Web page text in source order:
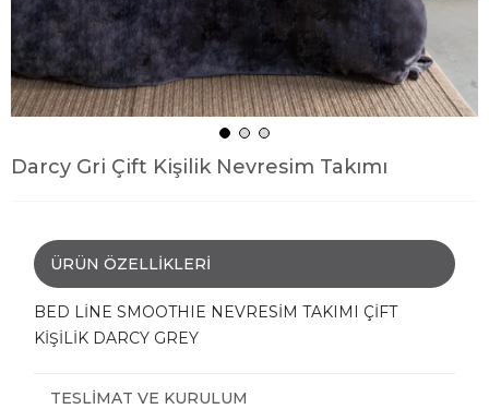
Darcy Gri Çift Kişilik Nevresim Takımı
ÜRÜN ÖZELLIKLERI
BED LİNE SMOOTHIE NEVRESİM TAKIMI ÇİFT
KİŞİLİK DARCY GREY
TESLIMAT VE KURULUM